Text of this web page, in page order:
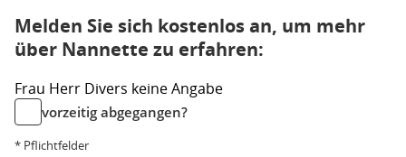
Melden Sie sich kostenlos an, um mehr
über Nannette zu erfahren:
Frau Herr Divers keine Angabe
vorzeitig abgegangen?
* Pflichtfelder